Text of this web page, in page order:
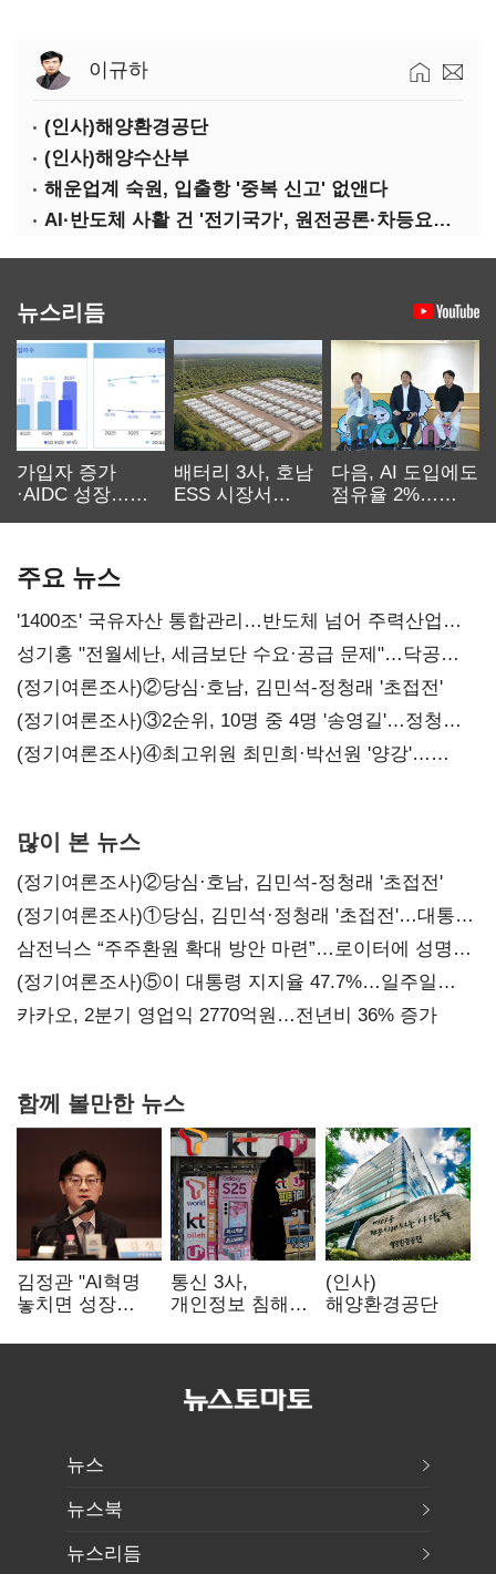
이규하
(인사)해양환경공단
(인사)해양수산부
해운업계 숙원, 입출항 '중복 신고' 없앤다
AI·반도체 사활 건 '전기국가', 원전공론·차등요금 '관건'
뉴스리듬
가입자 증가
·AIDC 성장…
배터리 3사, 호남
ESS 시장서
다음, AI 도입에도
점유율 2%…
주요 뉴스
'1400조' 국유자산 통합관리…반도체 넘어 주력산업
구조혁신
성기홍 "전월세난, 세금보단 수요·공급 문제"…닥공
시사
(정기여론조사)②당심·호남, 김민석-정청래 '초접전'
(정기여론조사)③2순위, 10명 중 4명 '송영길'…정청래
'한 자릿수'
(정기여론조사)④최고위원 최민희·박선원 '양강'…
많이 본 뉴스
(정기여론조사)②당심·호남, 김민석-정청래 '초접전'
(정기여론조사)①당심, 김민석·정청래 '초접전'…대통령
지지도 '50% 아래로'(종합)
삼전닉스 “주주환원 확대 방안 마련”…로이터에 성명
보내
(정기여론조사)⑤이 대통령 지지율 47.7%…일주일
만에 다시 40%대
카카오, 2분기 영업익 2770억원…전년비 36% 증가
함께 볼만한 뉴스
김정관 "AI혁명
놓치면 성장
메가프로젝트·
통신 3사,
개인정보 침해
시정…공정위
강화"
(인사)
해양환경공단
뉴스
뉴스북
뉴스리듬